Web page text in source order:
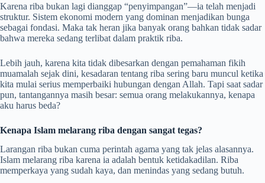
Karena riba bukan lagi dianggap “penyimpangan”—ia telah menjadi
struktur. Sistem ekonomi modern yang dominan menjadikan bunga
sebagai fondasi. Maka tak heran jika banyak orang bahkan tidak sadar
bahwa mereka sedang terlibat dalam praktik riba.
Lebih jauh, karena kita tidak dibesarkan dengan pemahaman fikih
muamalah sejak dini, kesadaran tentang riba sering baru muncul ketika
kita mulai serius memperbaiki hubungan dengan Allah. Tapi saat sadar
pun, tantangannya masih besar: semua orang melakukannya, kenapa
aku harus beda?
Kenapa Islam melarang riba dengan sangat tegas?
Larangan riba bukan cuma perintah agama yang tak jelas alasannya.
Islam melarang riba karena ia adalah bentuk ketidakadilan. Riba
memperkaya yang sudah kaya, dan menindas yang sedang butuh.